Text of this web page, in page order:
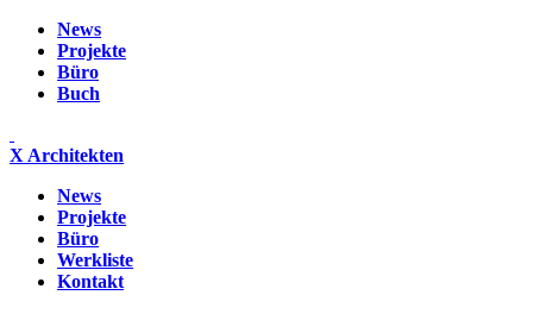
News
Projekte
Büro
Buch
X Architekten
News
Projekte
Büro
Werkliste
Kontakt